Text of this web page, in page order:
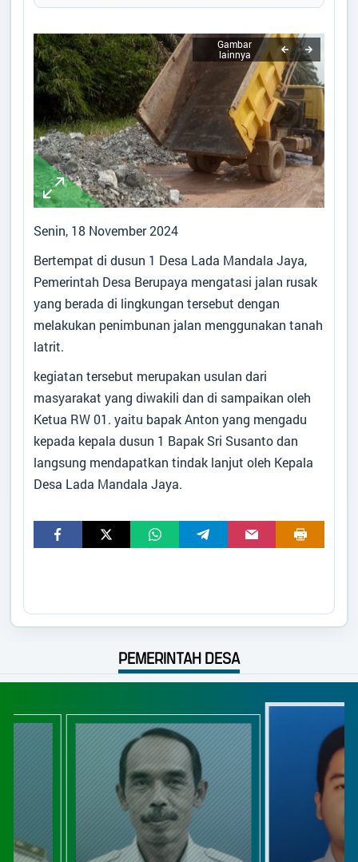
Desa : Lada Mandala Jaya
Kecamatan
:
Pangkalan Lada
Kabupaten
Kotawaringin Barat
Provinsi
: Kalimantan Tengah
Kode Desa
6201052003
Kode Pos
74184
Alamat Kantor
: Jln.SLAMET RIYADI,
RT.13,RW.06 LADA
MANDALA JAYA
Senin, 18 November 2024
Bertempat di dusun 1 Desa Lada Mandala Jaya,
Pemerintah Desa Berupaya mengatasi jalan rusak
yang berada di lingkungan tersebut dengan
melakukan penimbunan jalan menggunakan tanah
latrit.
kegiatan tersebut merupakan usulan dari
masyarakat yang diwakili dan di sampaikan oleh
Ketua RW 01. yaitu bapak Anton yang mengadu
kepada kepala dusun 1 Bapak Sri Susanto dan
langsung mendapatkan tindak lanjut oleh Kepala
Desa Lada Mandala Jaya.
PEMERINTAH DESA
Tidak Ada di Kantor
ANA SAVITRI
STAF KESRA
Tidak Ada di Kantor
MOH HAERUL FATKHAN,SE
STAF KEUANGAN
Tidak Ada di Kantor
RIYANTO
STAF UMUM
Tidak Ada di Kantor